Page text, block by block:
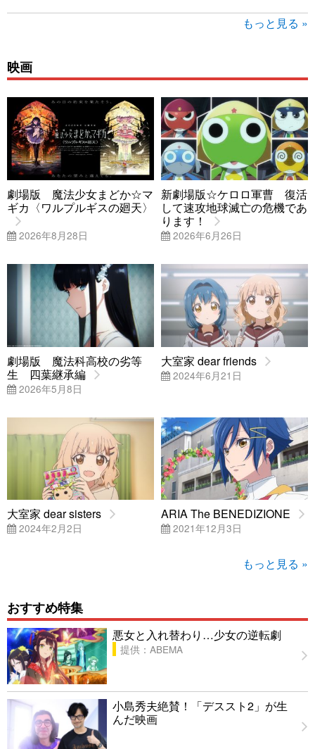
もっと見る »
映画
劇場版 魔法少女まどか☆マ
ギカ〈ワルプルギスの廻天〉
2026年8月28日
新劇場版☆ケロロ軍曹 復活
して速攻地球滅亡の危機であ
ります！
2026年6月26日
劇場版 魔法科高校の劣等
生 四葉継承編
2026年5月8日
大室家 dear friends
2024年6月21日
大室家 dear sisters
2024年2月2日
ARIA The BENEDIZIONE
2021年12月3日
もっと見る »
おすすめ特集
悪女と入れ替わり…少女の逆転劇
提供：ABEMA
小島秀夫絶賛！「デススト2」が生
んだ映画